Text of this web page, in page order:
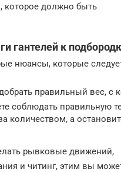
которое должно быть
гантелей к
нюансы, которые
правильный вес, с
соблюдать правильную
количеством, а
рывковые движений,
и читинг, этим вы